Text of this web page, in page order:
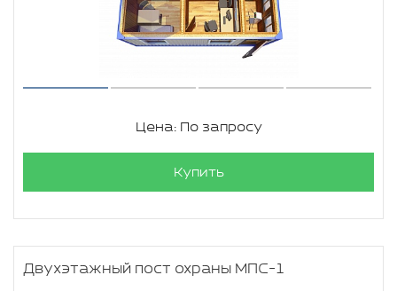
Цена: По запросу
Купить
Двухэтажный пост охраны МПС-1